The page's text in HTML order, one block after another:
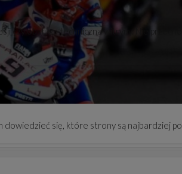
czy obsługa techniczna witryny. Nie
dowiedzieć się, które strony są najbardziej